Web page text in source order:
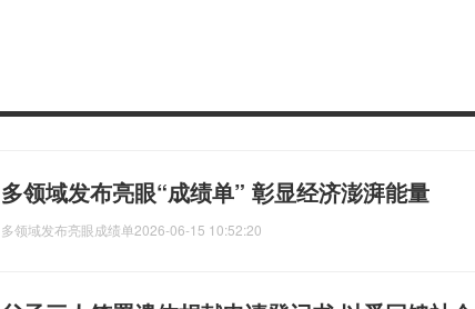
多领域发布亮眼“成绩单” 彰显经济澎湃能量
多领域发布亮眼成绩单2026-06-15 10:52:20